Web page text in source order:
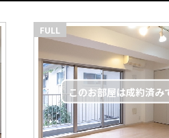
FULL